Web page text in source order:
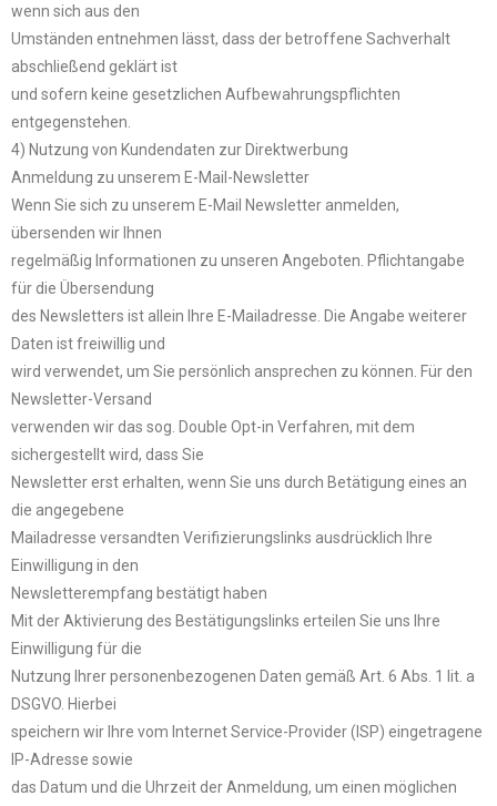
wenn sich aus den
Umständen entnehmen lässt, dass der betroffene Sachverhalt
abschließend geklärt ist
und sofern keine gesetzlichen Aufbewahrungspflichten
entgegenstehen.
4) Nutzung von Kundendaten zur Direktwerbung
Anmeldung zu unserem E-Mail-Newsletter
Wenn Sie sich zu unserem E-Mail Newsletter anmelden,
übersenden wir Ihnen
regelmäßig Informationen zu unseren Angeboten. Pflichtangabe
für die Übersendung
des Newsletters ist allein Ihre E-Mailadresse. Die Angabe weiterer
Daten ist freiwillig und
wird verwendet, um Sie persönlich ansprechen zu können. Für den
Newsletter-Versand
verwenden wir das sog. Double Opt-in Verfahren, mit dem
sichergestellt wird, dass Sie
Newsletter erst erhalten, wenn Sie uns durch Betätigung eines an
die angegebene
Mailadresse versandten Verifizierungslinks ausdrücklich Ihre
Einwilligung in den
Newsletterempfang bestätigt haben
Mit der Aktivierung des Bestätigungslinks erteilen Sie uns Ihre
Einwilligung für die
Nutzung Ihrer personenbezogenen Daten gemäß Art. 6 Abs. 1 lit. a
DSGVO. Hierbei
speichern wir Ihre vom Internet Service-Provider (ISP) eingetragene
IP-Adresse sowie
das Datum und die Uhrzeit der Anmeldung, um einen möglichen